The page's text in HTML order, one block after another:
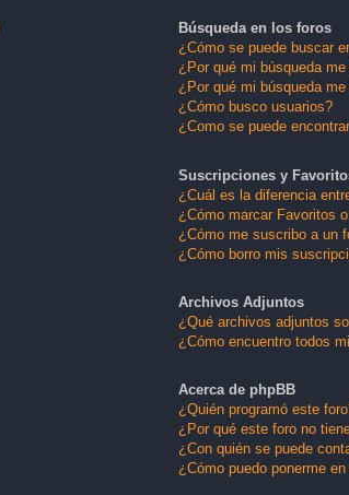
Búsqueda en los foros
¿Cómo se puede buscar
¿Por qué mi búsqueda
¿Por qué mi búsqueda
¿Cómo busco usuarios?
¿Como se puede
Suscripciones y
¿Cuál es la diferencia
¿Cómo marcar Favoritos
¿Cómo me suscribo a un
¿Cómo borro mis
Archivos Adjuntos
¿Qué archivos adjuntos
¿Cómo encuentro todos
Acerca de phpBB
¿Quién programó este
¿Por qué este foro no
¿Con quién se puede
¿Cómo puedo ponerme